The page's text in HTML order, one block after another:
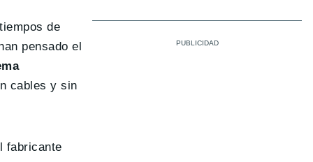
de
pensado el
cables y sin
fabricante